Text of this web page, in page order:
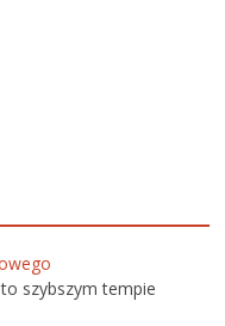
szybszym tempie